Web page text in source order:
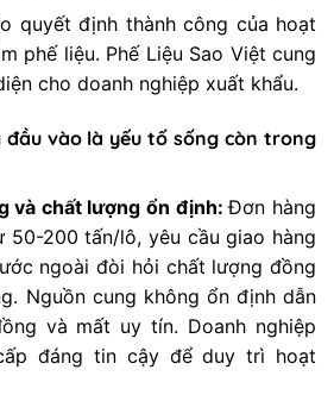
quyết định thành công của hoạt
phế liệu. Phế Liệu Sao Việt cung
cho doanh nghiệp xuất khẩu.
đầu vào là yếu tố sống còn trong
và chất lượng ổn định:Đơn hàng
50-200 tấn/lô, yêu cầu giao hàng
ngoài đòi hỏi chất lượng đồng
Nguồn cung không ổn định dẫn
và mất uy tín. Doanh nghiệp
đáng tin cậy để duy trì hoạt